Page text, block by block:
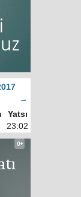
→
Yatsı
23:02